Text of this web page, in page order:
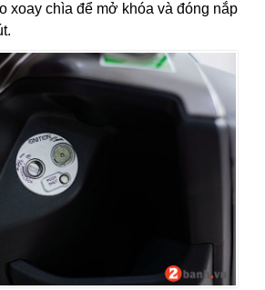
xoay chìa để mở khóa và đóng nắp